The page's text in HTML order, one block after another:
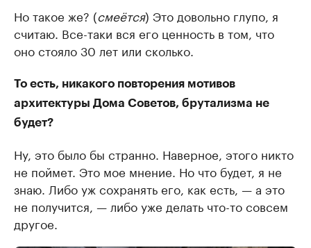
Но такое же? (смеётся) Это довольно глупо, я
считаю. Все-таки вся его ценность в том, что
оно стояло 30 лет или сколько.
То есть, никакого повторения мотивов
архитектуры Дома Советов, брутализма не
будет?
Ну, это было бы странно. Наверное, этого никто
не поймет. Это мое мнение. Но что будет, я не
знаю. Либо уж сохранять его, как есть, — а это
не получится, — либо уже делать что-то совсем
другое.